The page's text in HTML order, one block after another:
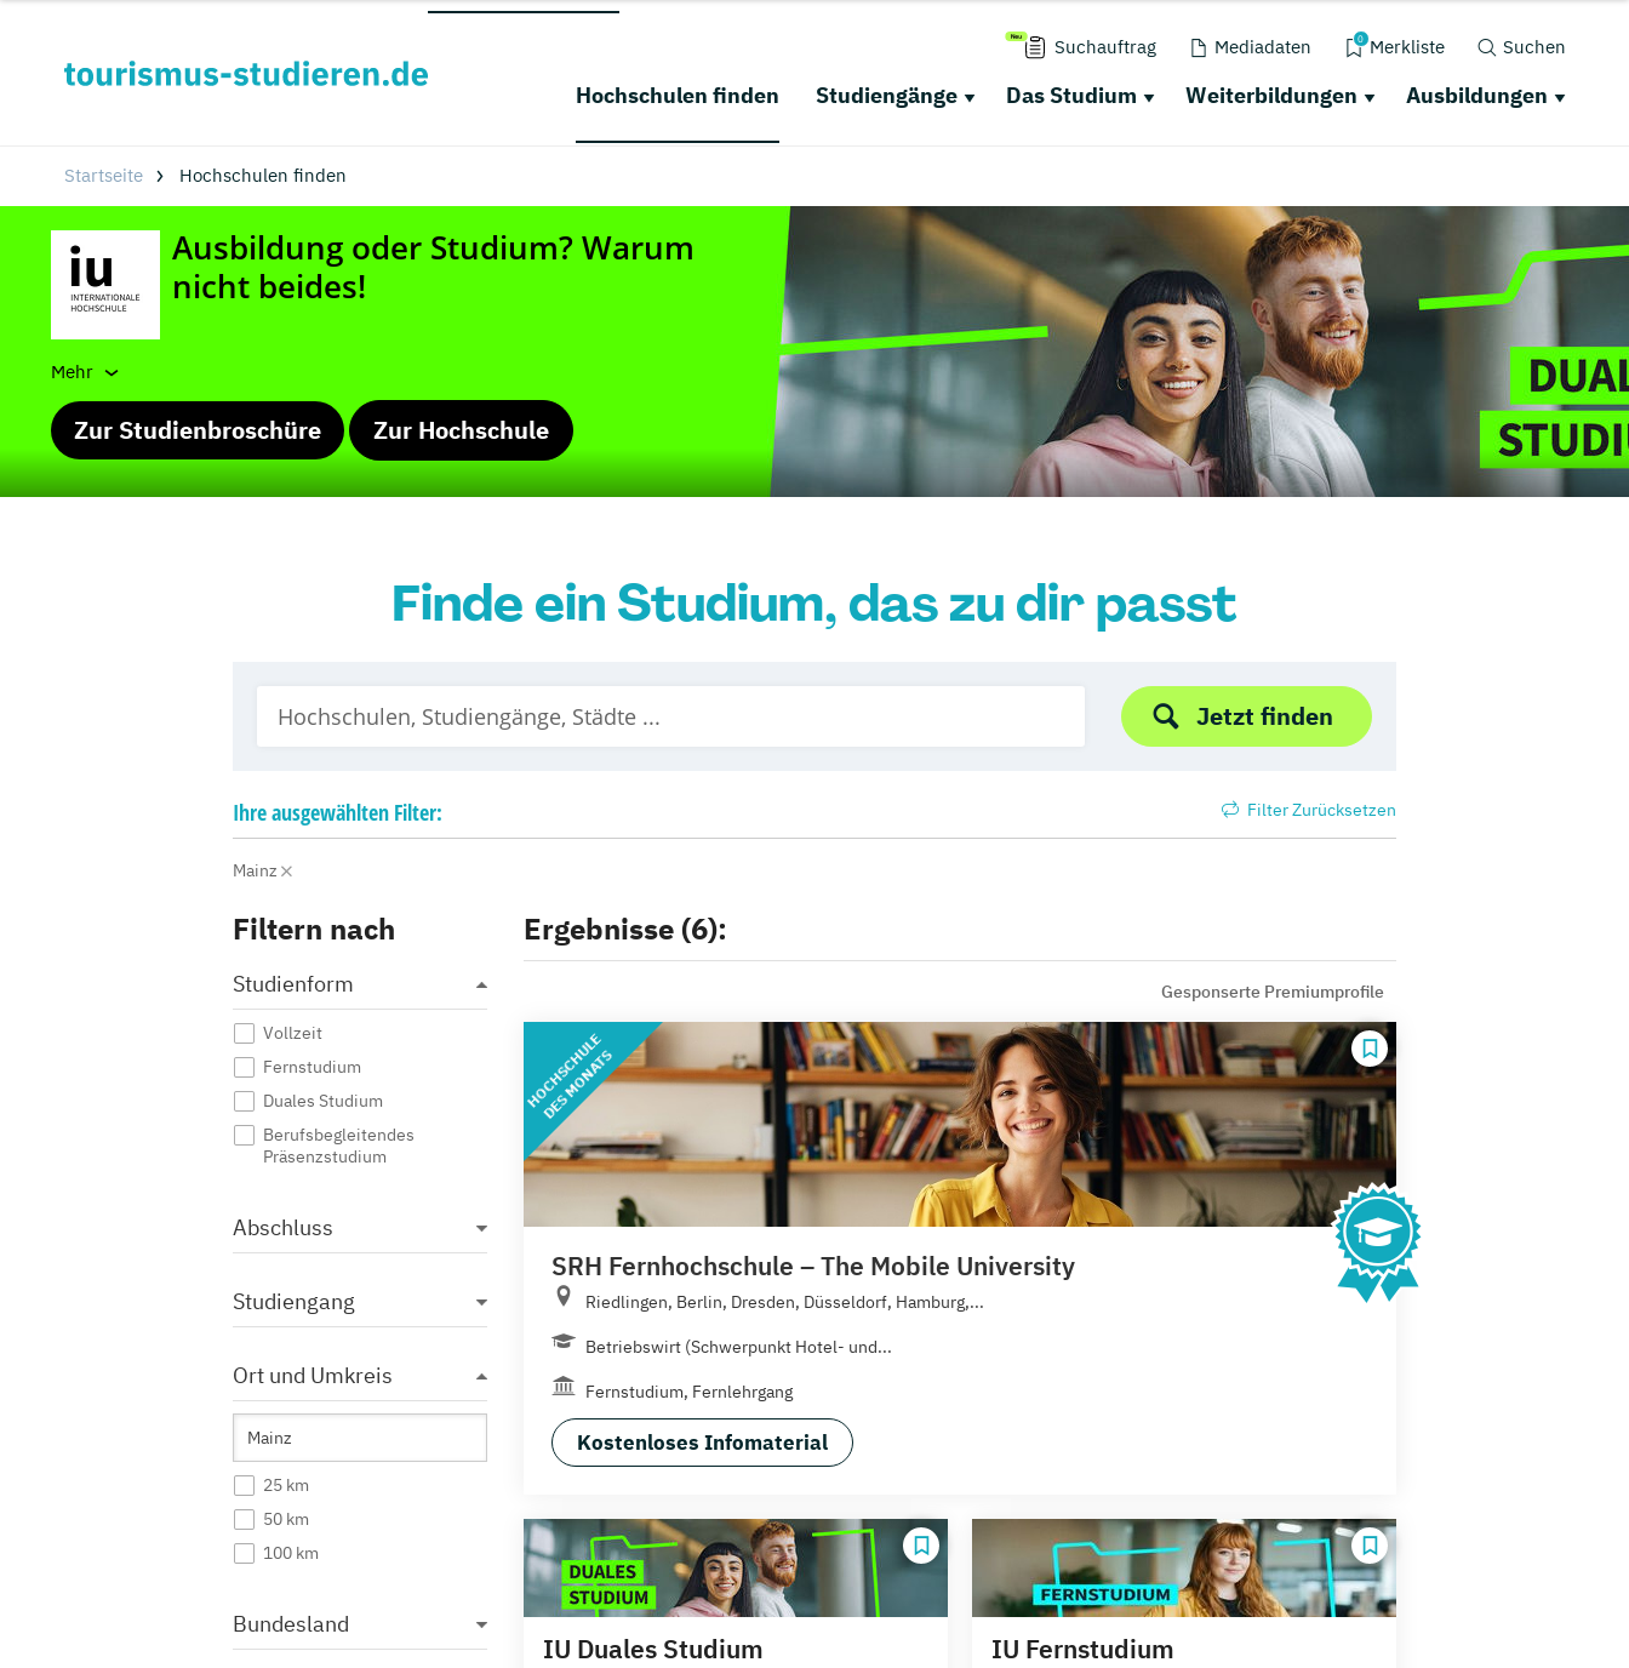
Suchauftrag Mediadaten 0 Merkliste Suchen
Hochschulen finden Studiengänge Das Studium Weiterbildungen Ausbildungen
Startseite Hochschulen finden
Mehr
Zur Studienbroschüre Zur Hochschule
Finde ein Studium, das zu dir passt
Jetzt finden
Ihreausgewählten Filter: Filter Zurücksetzen
Mainz
Filtern nach
Studienform
Vollzeit
Fernstudium
Duales Studium
Berufsbegleitendes
Präsenzstudium
Abschluss
Studiengang
Ort und Umkreis
25 km
50 km
100 km
Bundesland
Ergebnisse (6):
Gesponserte Premiumprofile
HOCHSCHULE
DES MONATS
SRH Fernhochschule – The Mobile University
Riedlingen, Berlin, Dresden, Düsseldorf, Hamburg,...
Betriebswirt (Schwerpunkt Hotel- und...
Fernstudium, Fernlehrgang
Kostenloses Infomaterial
IU Duales Studium IU Fernstudium